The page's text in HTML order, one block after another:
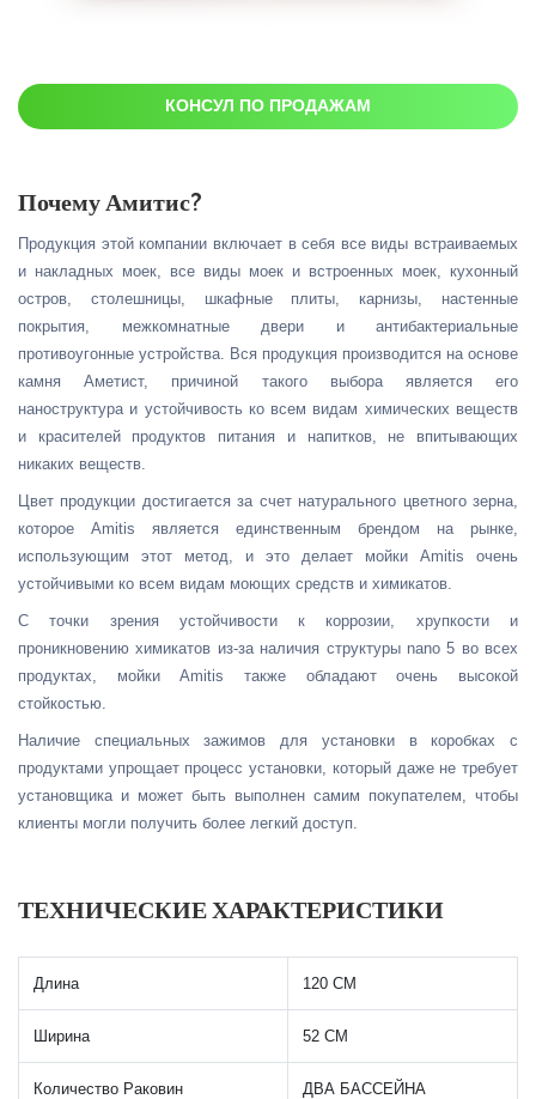
КОНСУЛ ПО ПРОДАЖАМ
Почему Амитис?
Продукция этой компании включает в себя все виды встраиваемых
и накладных моек, все виды моек и встроенных моек, кухонный
остров, столешницы, шкафные плиты, карнизы, настенные
покрытия, межкомнатные двери и антибактериальные
противоугонные устройства. Вся продукция производится на основе
камня Аметист, причиной такого выбора является его
наноструктура и устойчивость ко всем видам химических веществ
и красителей продуктов питания и напитков, не впитывающих
никаких веществ.
Цвет продукции достигается за счет натурального цветного зерна,
которое Amitis является единственным брендом на рынке,
использующим этот метод, и это делает мойки Amitis очень
устойчивыми ко всем видам моющих средств и химикатов.
С точки зрения устойчивости к коррозии, хрупкости и
проникновению химикатов из-за наличия структуры nano 5 во всех
продуктах, мойки Amitis также обладают очень высокой
стойкостью.
Наличие специальных зажимов для установки в коробках с
продуктами упрощает процесс установки, который даже не требует
установщика и может быть выполнен самим покупателем, чтобы
клиенты могли получить более легкий доступ.
ТЕХНИЧЕСКИЕ ХАРАКТЕРИСТИКИ
Длина 120 СМ
Ширина 52 СМ
Количество Раковин ДВА БАССЕЙНА